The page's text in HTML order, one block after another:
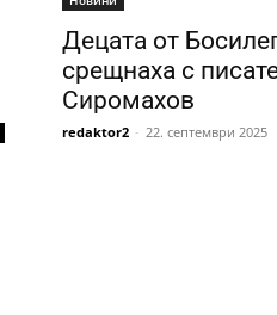
Децата от
срещнаха с
Сиромахов
redaktor2 - 22. септември 2025